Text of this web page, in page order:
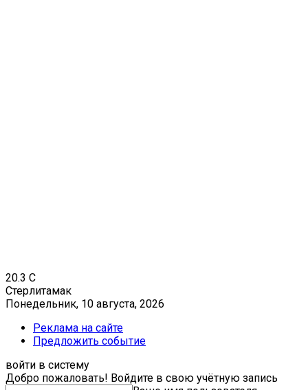
20.3 C
Стерлитамак
Понедельник, 10 августа, 2026
Реклама на сайте
Предложить событие
войти в систему
Добро пожаловать! Войдите в свою учётную запись